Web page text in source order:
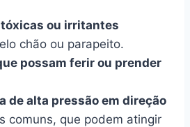
ou irritantes
chão ou parapeito.
possam ferir ou prender
de alta pressão em direção
comuns, que podem atingir